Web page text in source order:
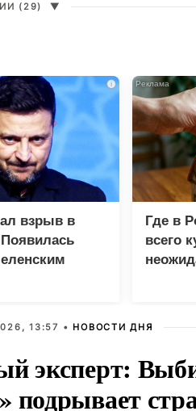
(29) ▼
i
взрыв в
Где в
всего
13:57 • НОВОСТИ ДНЯ
эксперт:
подрывает